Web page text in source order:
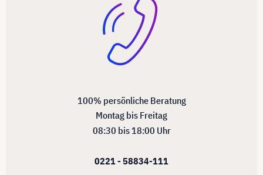
100% persönliche Beratung
Montag bis Freitag
08:30 bis 18:00 Uhr
0221 - 58834-111